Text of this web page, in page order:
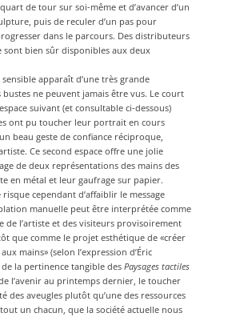
de tour sur soi-même et d’avancer d’un
puis de reculer d’un pas pour
dans le parcours. Des distributeurs
bien sûr disponibles aux deux
apparaît d’une très grande
ne peuvent jamais être vus. Le court
suivant (et consultable ci-dessous)
ont pu toucher leur portrait en cours
beau geste de confiance réciproque,
Ce second espace offre une jolie
de deux représentations des mains des
en métal et leur gaufrage sur papier.
cependant d’affaiblir le message
manuelle peut être interprétée comme
de l’artiste et des visiteurs provisoirement
que comme le projet esthétique de «créer
mains» (selon l’expression d’Éric
la pertinence tangible des Paysages tactiles
l’avenir au printemps dernier, le toucher
des aveugles plutôt qu’une des ressources
un chacun, que la société actuelle nous